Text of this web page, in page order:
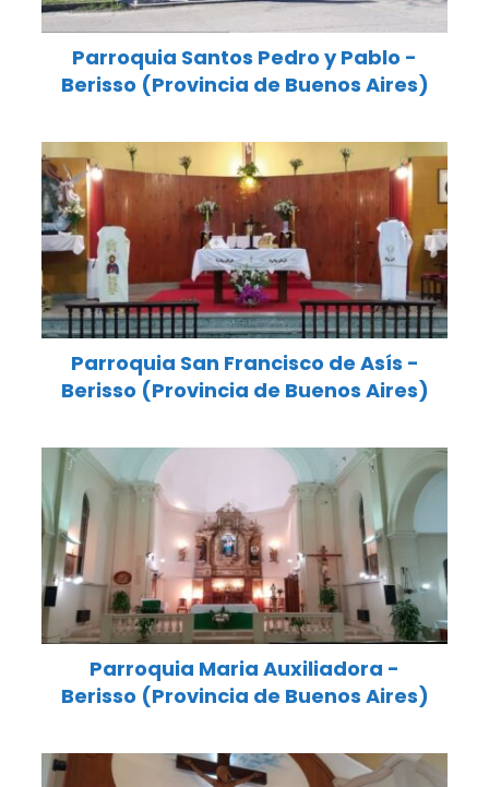
Parroquia Santos Pedro y Pablo -
Berisso (Provincia de Buenos Aires)
Parroquia San Francisco de Asís -
Berisso (Provincia de Buenos Aires)
Parroquia Maria Auxiliadora -
Berisso (Provincia de Buenos Aires)